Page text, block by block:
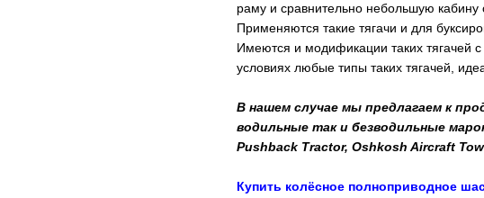
раму и сравнительно небольшую кабину
Применяются такие тягачи и для
Имеются и модификации таких тягачей
условиях любые типы таких тягачей,
В нашем случае мы предлагаем к
водильные так и безводильные марок
Pushback Tractor, Oshkosh Aircraft
Купить колёсное полноприводное